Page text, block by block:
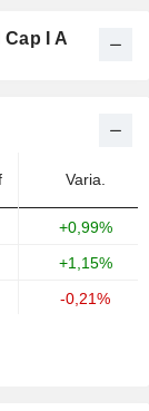
I A
Varia.
+0,99%
+1,15%
-0,21%